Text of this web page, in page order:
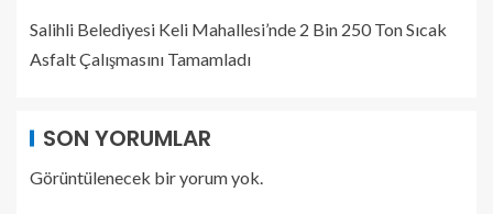
Salihli Belediyesi Keli Mahallesi’nde 2 Bin 250 Ton Sıcak
Asfalt Çalışmasını Tamamladı
SON YORUMLAR
Görüntülenecek bir yorum yok.